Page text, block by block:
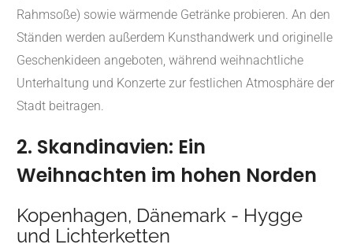
Rahmsoße) sowie wärmende Getränke probieren. An den
Ständen werden außerdem Kunsthandwerk und originelle
Geschenkideen angeboten, während weihnachtliche
Unterhaltung und Konzerte zur festlichen Atmosphäre der
Stadt beitragen.
2. Skandinavien: Ein
Weihnachten im hohen Norden
Kopenhagen, Dänemark - Hygge
und Lichterketten